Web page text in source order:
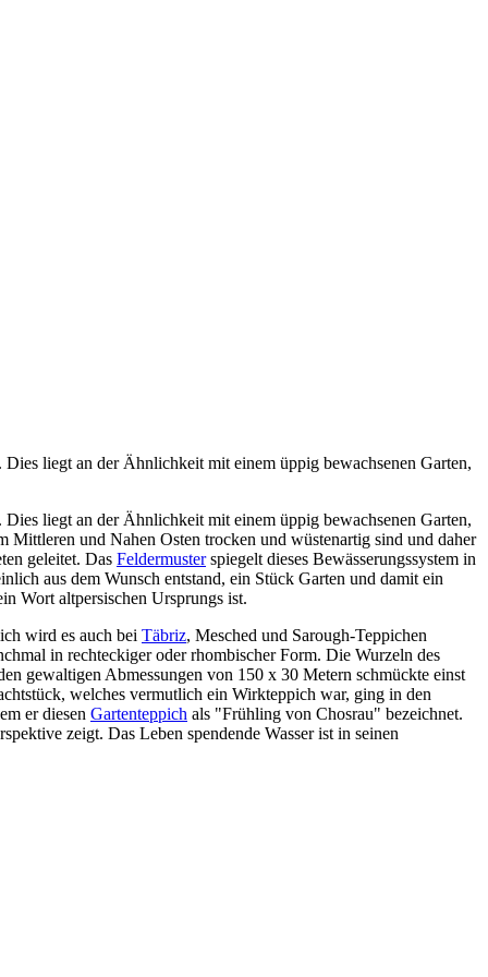
liegt an der Ähnlichkeit mit einem üppig bewachsenen Garten,
liegt an der Ähnlichkeit mit einem üppig bewachsenen Garten,
Mittleren und Nahen Osten trocken und wüstenartig sind und daher
geleitet. Das Feldermusterspiegelt dieses Bewässerungssystem in
aus dem Wunsch entstand, ein Stück Garten und damit ein
Wort altpersischen Ursprungs ist.
wird es auch bei Täbriz, Mesched und Sarough-Teppichen
in rechteckiger oder rhombischer Form. Die Wurzeln des
gewaltigen Abmessungen von 150 x 30 Metern schmückte einst
welches vermutlich ein Wirkteppich war, ging in den
er diesen Gartenteppich als "Frühling von Chosrau" bezeichnet.
zeigt. Das Leben spendende Wasser ist in seinen